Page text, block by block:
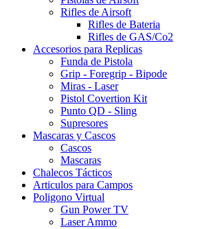
Rifles de Airsoft
Rifles de Bateria
Rifles de GAS/Co2
Accesorios para Replicas
Funda de Pistola
Grip - Foregrip - Bipode
Miras - Laser
Pistol Covertion Kit
Punto QD - Sling
Supresores
Mascaras y Cascos
Cascos
Mascaras
Chalecos Tácticos
Articulos para Campos
Poligono Virtual
Gun Power TV
Laser Ammo